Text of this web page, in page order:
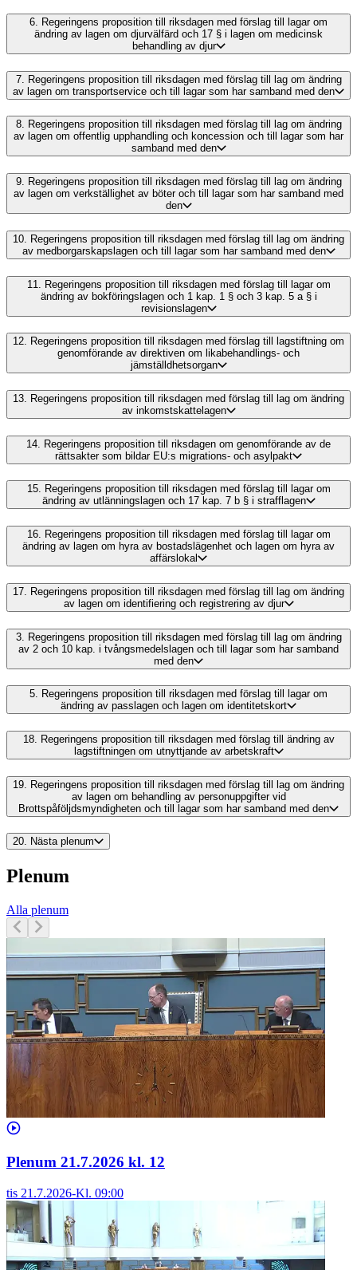
6.
Regeringens proposition till riksdagen med förslag till lagar om
ändring av lagen om djurvälfärd och 17 § i lagen om medicinsk
behandling av djur
7. Regeringens proposition till riksdagen med förslag till lag om ändring
av lagen om transportservice och till lagar som har samband med den
8. Regeringens proposition till riksdagen med förslag till lag om ändring
av lagen om offentlig upphandling och koncession och till lagar som har
samband med den
9. Regeringens proposition till riksdagen med förslag till lag om ändring
av lagen om verkställighet av böter och till lagar som har samband med
den
10.
Regeringens proposition till riksdagen med förslag till lag om ändring
av medborgarskapslagen och till lagar som har samband med den
11.
Regeringens proposition till riksdagen med förslag till lagar om
ändring av bokföringslagen och 1 kap. 1 § och 3 kap. 5 a § i
revisionslagen
12. Regeringens proposition till riksdagen med förslag till lagstiftning om
genomförande av direktiven om likabehandlings- och
jämställdhetsorgan
13.
Regeringens proposition till riksdagen med förslag till lag om ändring
av inkomstskattelagen
14. Regeringens proposition till riksdagen om genomförande av de
rättsakter som bildar EU:s migrations- och asylpakt
15. Regeringens proposition till riksdagen med förslag till lagar om
ändring av utlänningslagen och 17 kap. 7 b § i strafflagen
16. Regeringens proposition till riksdagen med förslag till lagar om
ändring av lagen om hyra av bostadslägenhet och lagen om hyra av
affärslokal
17.
Regeringens proposition till riksdagen med förslag till lag om ändring
av lagen om identifiering och registrering av djur
3. Regeringens proposition till riksdagen med förslag till lag om ändring
av 2 och 10 kap. i tvångsmedelslagen och till lagar som har samband
med den
5. Regeringens proposition till riksdagen med förslag till lagar om
ändring av passlagen och lagen om identitetskort
18.
Regeringens proposition till riksdagen med förslag till ändring av
lagstiftningen om utnyttjande av arbetskraft
19. Regeringens proposition till riksdagen med förslag till lag om ändring
av lagen om behandling av personuppgifter vid
Brottspåföljdsmyndigheten och till lagar som har samband med den
20. Nästa plenum
Plenum
Alla plenum
Plenum 21.7.2026 kl. 12
tis 21.7.2026-Kl. 09:00